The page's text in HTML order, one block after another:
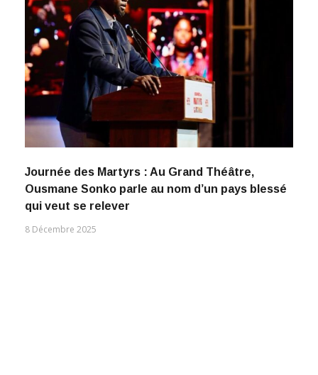
Journée des Martyrs : Au Grand Théâtre,
Ousmane Sonko parle au nom d’un pays blessé
qui veut se relever
8 Décembre 2025